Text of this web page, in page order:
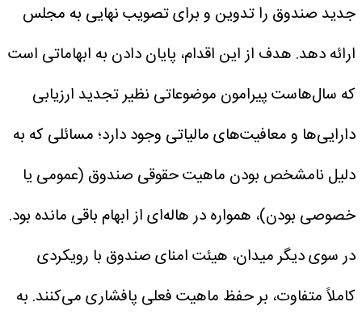
جدید صندوق را تدوین و برای تصویب نهایی به مجلس
ارائه دهد. هدف از این اقدام، پایان دادن به ابهاماتی است
که سال‌هاست پیرامون موضوعاتی نظیر تجدید ارزیابی
دارایی‌ها و معافیت‌های مالیاتی وجود دارد؛ مسائلی که به
دلیل نامشخص بودن ماهیت حقوقی صندوق (عمومی یا
خصوصی بودن)، همواره در هاله‌ای از ابهام باقی مانده بود.
در سوی دیگر میدان، هیئت امنای صندوق با رویکردی
کاملاً متفاوت، بر حفظ ماهیت فعلی پافشاری می‌کنند. به